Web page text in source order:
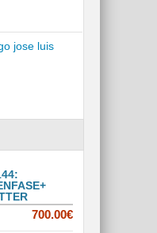
jose luis
700.00€